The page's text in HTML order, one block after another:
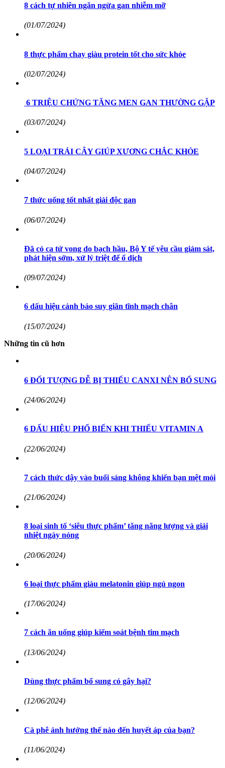
8 cách tự nhiên ngăn ngừa gan nhiễm mỡ
(01/07/2024)
8 thực phẩm chay giàu protein tốt cho sức khỏe
(02/07/2024)
6 TRIỆU CHỨNG TĂNG MEN GAN THƯỜNG GẶP
(03/07/2024)
5 LOẠI TRÁI CÂY GIÚP XƯƠNG CHẮC KHỎE
(04/07/2024)
7 thức uống tốt nhất giải độc gan
(06/07/2024)
Đã có ca tử vong do bạch hầu, Bộ Y tế yêu cầu giám sát,
phát hiện sớm, xử lý triệt để ổ dịch
(09/07/2024)
6 dấu hiệu cảnh báo suy giãn tĩnh mạch chân
(15/07/2024)
Những tin cũ hơn
6 ĐỐI TƯỢNG DỄ BỊ THIẾU CANXI NÊN BỔ SUNG
(24/06/2024)
6 DẤU HIỆU PHỔ BIẾN KHI THIẾU VITAMIN A
(22/06/2024)
7 cách thức dậy vào buổi sáng không khiến bạn mệt mỏi
(21/06/2024)
8 loại sinh tố ‘siêu thực phẩm’ tăng năng lượng và giải
nhiệt ngày nóng
(20/06/2024)
6 loại thực phẩm giàu melatonin giúp ngủ ngon
(17/06/2024)
7 cách ăn uống giúp kiểm soát bệnh tim mạch
(13/06/2024)
Dùng thực phẩm bổ sung có gây hại?
(12/06/2024)
Cà phê ảnh hưởng thế nào đến huyết áp của bạn?
(11/06/2024)